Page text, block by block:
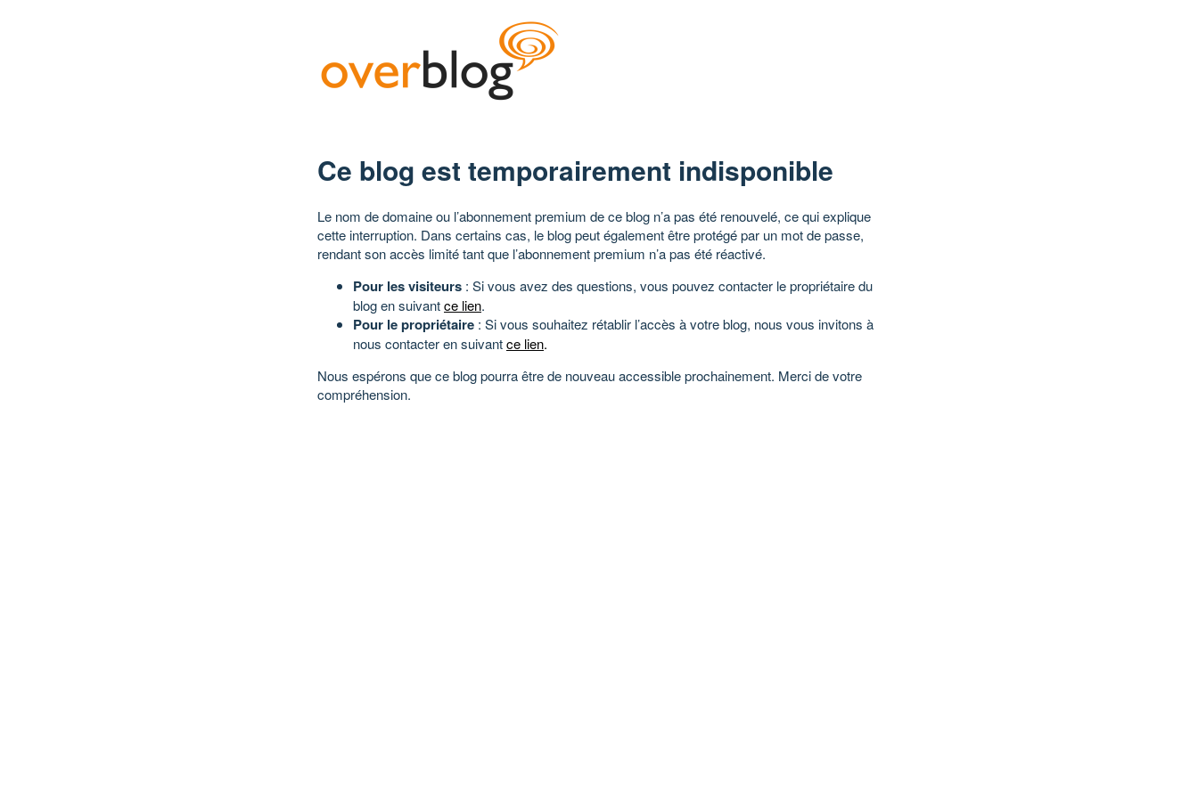
Ce blog est temporairement indisponible
Le nom de domaine ou l’abonnement premium de ce blog n’a pas été renouvelé, ce qui explique
cette interruption. Dans certains cas, le blog peut également être protégé par un mot de passe,
rendant son accès limité tant que l’abonnement premium n’a pas été réactivé.
Pour les visiteurs : Si vous avez des questions, vous pouvez contacter le propriétaire du
blog en suivantce lien.
Pour le propriétaire : Si vous souhaitez rétablir l’accès à votre blog, nous vous invitons à
nous contacter en suivantce lien.
Nous espérons que ce blog pourra être de nouveau accessible prochainement. Merci de votre
compréhension.